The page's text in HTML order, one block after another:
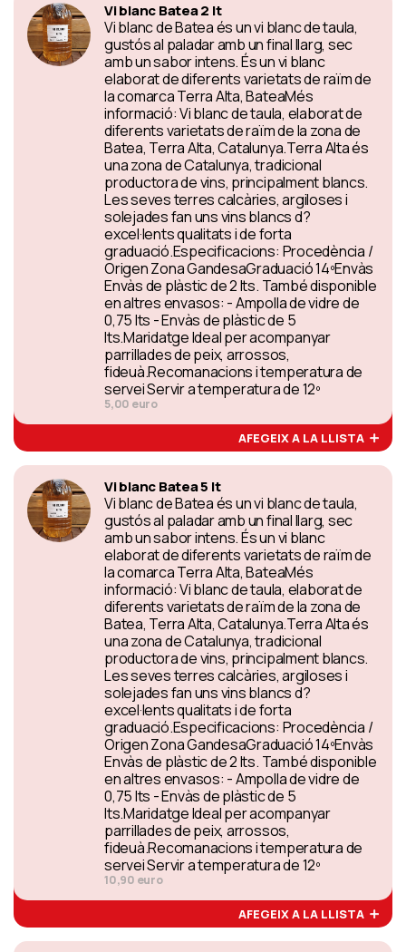
Vi blanc Batea 2 lt
Vi blanc de Batea és un vi blanc de taula,
gustós al paladar amb un final llarg, sec
amb un sabor intens. És un vi blanc
elaborat de diferents varietats de raïm de
la comarca Terra Alta, BateaMés
informació: Vi blanc de taula, elaborat de
diferents varietats de raïm de la zona de
Batea, Terra Alta, Catalunya.Terra Alta és
una zona de Catalunya, tradicional
productora de vins, principalment blancs.
Les seves terres calcàries, argiloses i
solejades fan uns vins blancs d?
excel·lents qualitats i de forta
graduació.Especificacions: Procedència /
Origen Zona GandesaGraduació 14ºEnvàs
Envàs de plàstic de 2 lts. També disponible
en altres envasos: - Ampolla de vidre de
0,75 lts - Envàs de plàstic de 5
lts.Maridatge Ideal per acompanyar
parrillades de peix, arrossos,
fideuà.Recomanacions i temperatura de
servei Servir a temperatura de 12º
5,00 euro
AFEGEIX A LA LLISTA
Vi blanc Batea 5 lt
Vi blanc de Batea és un vi blanc de taula,
gustós al paladar amb un final llarg, sec
amb un sabor intens. És un vi blanc
elaborat de diferents varietats de raïm de
la comarca Terra Alta, BateaMés
informació: Vi blanc de taula, elaborat de
diferents varietats de raïm de la zona de
Batea, Terra Alta, Catalunya.Terra Alta és
una zona de Catalunya, tradicional
productora de vins, principalment blancs.
Les seves terres calcàries, argiloses i
solejades fan uns vins blancs d?
excel·lents qualitats i de forta
graduació.Especificacions: Procedència /
Origen Zona GandesaGraduació 14ºEnvàs
Envàs de plàstic de 2 lts. També disponible
en altres envasos: - Ampolla de vidre de
0,75 lts - Envàs de plàstic de 5
lts.Maridatge Ideal per acompanyar
parrillades de peix, arrossos,
fideuà.Recomanacions i temperatura de
servei Servir a temperatura de 12º
10,90 euro
AFEGEIX A LA LLISTA